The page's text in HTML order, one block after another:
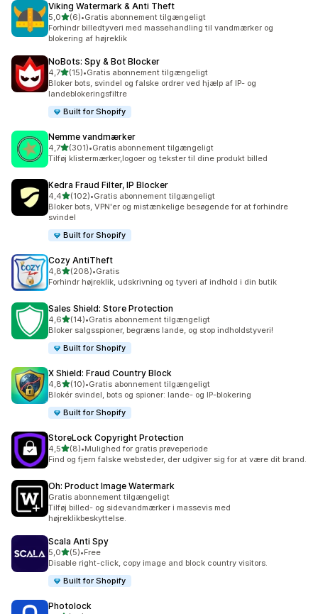
Viking Watermark & Anti Theft
5,0ud af 5 stjerner
(6)
6 anmeldelser i alt
•Gratis abonnement tilgængeligt
Forhindr billedtyveri med massehandling til vandmærker og
blokering af højreklik
NoBots: Spy & Bot Blocker
4,7ud af 5 stjerner
(15)
15 anmeldelser i alt
•Gratis abonnement tilgængeligt
Bloker bots, svindel og falske ordrer ved hjælp af IP- og
landeblokeringsfiltre
Built for Shopify
Nemme vandmærker
4,7ud af 5 stjerner
(301)
301 anmeldelser i alt
•Gratis abonnement tilgængeligt
Tilføj klistermærker,logoer og tekster til dine produkt billed
Kedra Fraud Filter, IP Blocker
4,4ud af 5 stjerner
(102)
102 anmeldelser i alt
•Gratis abonnement tilgængeligt
Bloker bots, VPN'er og mistænkelige besøgende for at forhindre
svindel
Built for Shopify
Cozy AntiTheft
4,8ud af 5 stjerner
(208)
208 anmeldelser i alt
•Gratis
Forhindr højreklik, udskrivning og tyveri af indhold i din butik
Sales Shield: Store Protection
4,6ud af 5 stjerner
(14)
14 anmeldelser i alt
•Gratis abonnement tilgængeligt
Bloker salgsspioner, begræns lande, og stop indholdstyveri!
Built for Shopify
X Shield: Fraud Country Block
4,8ud af 5 stjerner
(10)
10 anmeldelser i alt
•Gratis abonnement tilgængeligt
Blokér svindel, bots og spioner: lande- og IP-blokering
Built for Shopify
StoreLock Copyright Protection
4,5ud af 5 stjerner
(8)
8 anmeldelser i alt
•Mulighed for gratis prøveperiode
Find og fjern falske websteder, der udgiver sig for at være dit brand.
Oh: Product Image Watermark
Gratis abonnement tilgængeligt
Tilføj billed- og sidevandmærker i massevis med
højreklikbeskyttelse.
Scala Anti Spy
5,0ud af 5 stjerner
(5)
5 anmeldelser i alt
•Free
Disable right-click, copy image and block country visitors.
Built for Shopify
Photolock